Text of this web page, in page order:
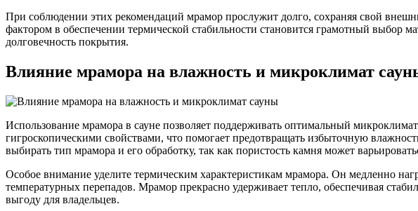
При соблюдении этих рекомендаций мрамор прослужит долго, сохраняя свой
фактором в обеспечении термической стабильности становится грамотный выбор
долговечность покрытия.
Влияние мрамора на влажность и микроклимат
Использование мрамора в сауне позволяет поддерживать оптимальный
гигроскопическими свойствами, что помогает предотвращать избыточную
выбирать тип мрамора и его обработку, так как пористость камня может
Особое внимание уделите термическим характеристикам мрамора. Он медленно
температурных перепадов. Мрамор прекрасно удерживает тепло, обеспечивая
выгоду для владельцев.